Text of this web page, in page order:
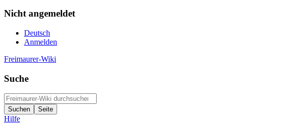
Nicht angemeldet
Deutsch
Anmelden
Freimaurer-Wiki
Suche
Hilfe